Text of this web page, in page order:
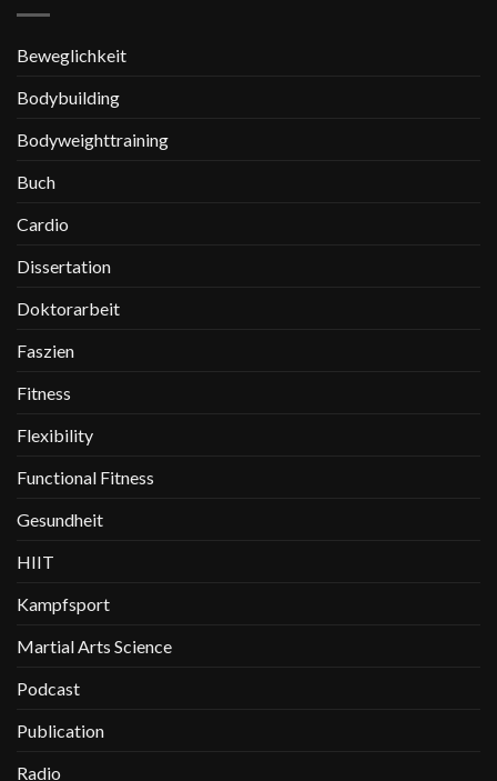
Beweglichkeit
Bodybuilding
Bodyweighttraining
Buch
Cardio
Dissertation
Doktorarbeit
Faszien
Fitness
Flexibility
Functional Fitness
Gesundheit
HIIT
Kampfsport
Martial Arts Science
Podcast
Publication
Radio